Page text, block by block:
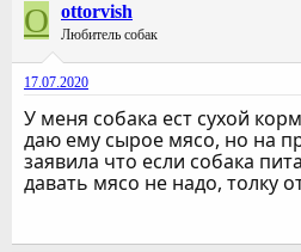
O ottorvish
Любитель собак
17.07.2020
У меня собака ест сухой
даю ему сырое мясо, но на
заявила что если собака
давать мясо не надо, толку